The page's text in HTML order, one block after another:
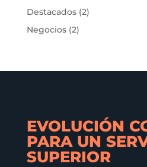
Destacados(2)
Negocios(2)
EVOLUCIÓN
PARA UN
SUPERIOR